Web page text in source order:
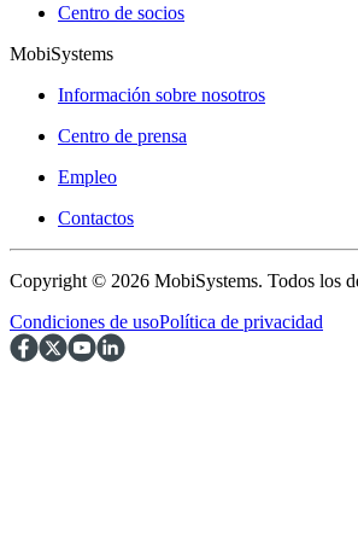
Centro de socios
MobiSystems
Información sobre nosotros
Centro de prensa
Empleo
Contactos
Copyright © 2026 MobiSystems. Todos los
Condiciones de usoPolítica de privacidad